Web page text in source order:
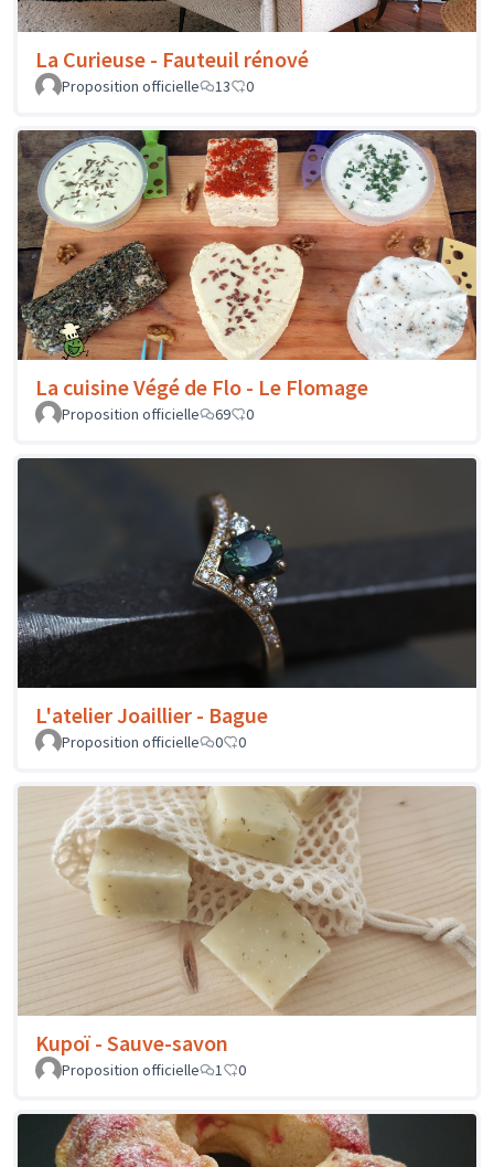
La Curieuse - Fauteuil rénové
Proposition officielle 13 0
La cuisine Végé de Flo - Le Flomage
Proposition officielle 69 0
L'atelier Joaillier - Bague
Proposition officielle 0 0
Kupoï - Sauve-savon
Proposition officielle 1 0